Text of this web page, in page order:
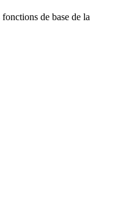
de base de la